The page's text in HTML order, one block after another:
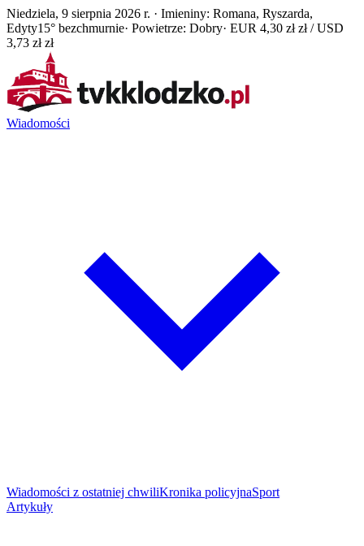
Niedziela, 9 sierpnia 2026 r. · Imieniny: Romana, Ryszarda,
Edyty15° bezchmurnie· Powietrze: Dobry· EUR 4,30 zł zł / USD
3,73 zł zł
Wiadomości
Wiadomości z ostatniej chwiliKronika policyjnaSport
Artykuły